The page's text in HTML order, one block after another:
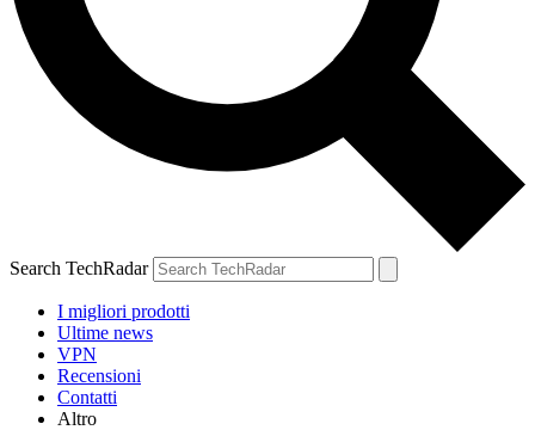
Search TechRadar
I migliori prodotti
Ultime news
VPN
Recensioni
Contatti
Altro